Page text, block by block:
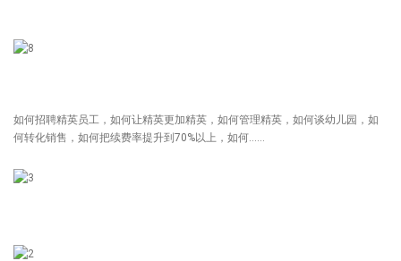
如何招聘精英员工，如何让精英更加精英，如何管理精英，如何谈幼儿园，如
何转化销售，如何把续费率提升到70%以上，如何……